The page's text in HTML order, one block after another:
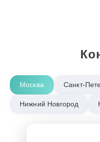
Москва Санкт-
Нижний Новгород